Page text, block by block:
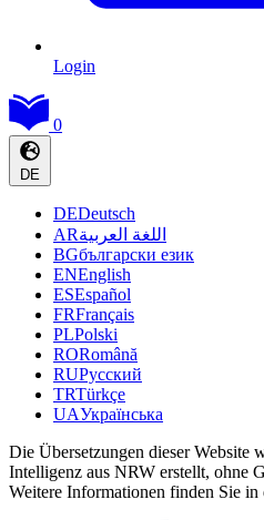
Login
0
DE
DEDeutsch
ARاللغة العربية
BGбългарски език
ENEnglish
ESEspañol
FRFrançais
PLPolski
RORomână
RUРусский
TRTürkçe
UAУкраїнська
Die Übersetzungen dieser Website
Intelligenz aus NRW erstellt, ohne
Weitere Informationen finden Sie in